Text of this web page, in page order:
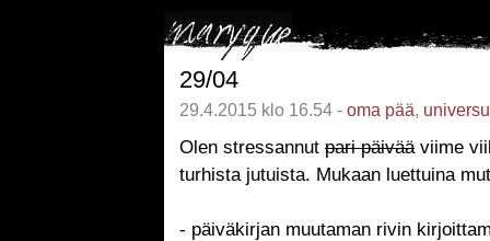
29/04
29.4.2015 klo 16.54 - oma pää,
Olen stressannut pari päivääviime
turhista jutuista. Mukaan luettuina
- päiväkirjan muutaman rivin